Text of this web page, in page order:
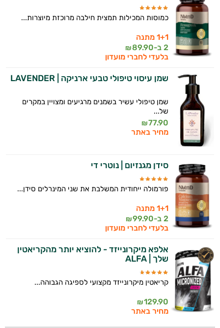
כמוסות המכילות תמצית חילבה מרוכזת מיוצרות...
1+1 מתנה
2 ב-
89.90
₪
בלעדי לחברי מועדון
שמן עיסוי טיפולי טבעי ארניקה | LAVENDER
שמן טיפולי עשיר בשמנים מרגיעים ומצויין במקרים
של...
77.90
₪
מחיר באתר
סידן מגנזיום | נוטרי די
פורמולה ייחודית המשלבת את שני המינרלים סידן...
1+1 מתנה
2 ב-
99.90
₪
בלעדי לחברי מועדון
אלפא מיקרונייזד - להוציא יותר מהקריאטין
שלך | ALFA
קריאטין מיקרונייזד מקצועי לספיגה הגבוהה...
129.90
₪
מחיר באתר